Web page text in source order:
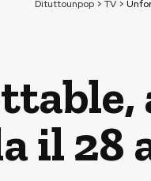
Dituttounpop> TV>
il 28